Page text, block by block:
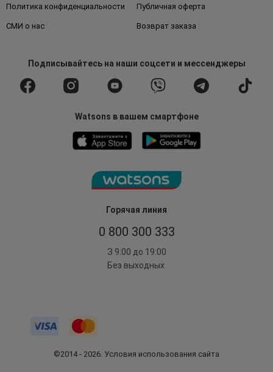
Горячая линия
0 800 300 333
З 9:00 до 19:00
Без выходных
Политика конфиденциальности Публичная оферта
СМИ о нас Возврат заказа
Подписывайтесьна наши соцсети и мессенджеры
Watsons в вашем смартфоне
©2014 - 2026. Условия использования сайта